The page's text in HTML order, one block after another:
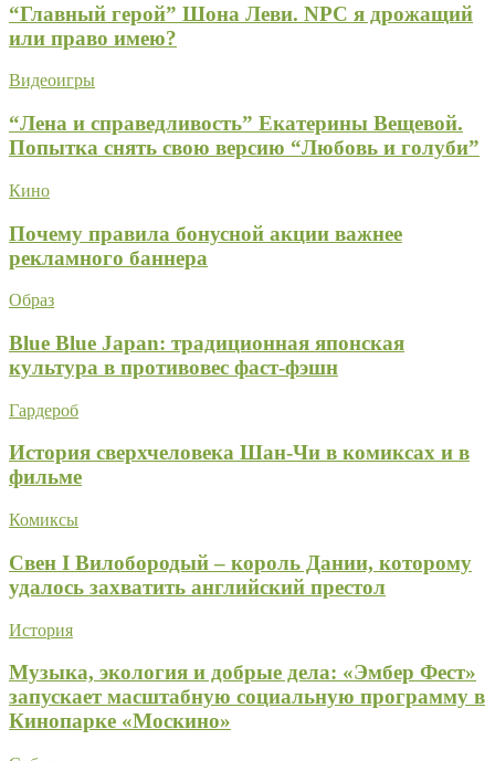
“Главный герой” Шона Леви. NPC я дрожащий
или право имею?
Видеоигры
“Лена и справедливость” Екатерины Вещевой.
Попытка снять свою версию “Любовь и голуби”
Кино
Почему правила бонусной акции важнее
рекламного баннера
Образ
Blue Blue Japan: традиционная японская
культура в противовес фаст-фэшн
Гардероб
История сверхчеловека Шан-Чи в комиксах и в
фильме
Комиксы
Свен I Вилобородый – король Дании, которому
удалось захватить английский престол
История
Музыка, экология и добрые дела: «Эмбер Фест»
запускает масштабную социальную программу в
Кинопарке «Москино»